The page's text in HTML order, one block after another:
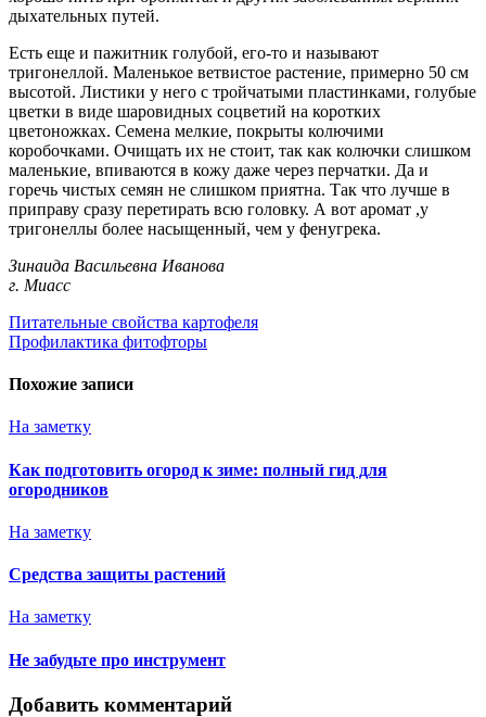
дыхательных путей.
Есть еще и пажитник голубой, его-то и называют
тригонеллой. Маленькое ветвистое растение, примерно 50 см
высотой. Листики у него с тройчатыми пластинками, голубые
цветки в виде шаровидных соцветий на коротких
цветоножках. Семена мелкие, покрыты колючими
коробочками. Очищать их не стоит, так как колючки слишком
маленькие, впиваются в кожу даже через перчатки. Да и
горечь чистых семян не слишком приятна. Так что лучше в
приправу сразу перетирать всю головку. А вот аромат ,у
тригонеллы более насыщенный, чем у фенугрека.
Зинаида Васильевна Иванова
г. Миасс
Навигация
по
записям
Питательные свойства картофеля
Профилактика фитофторы
Похожие записи
На заметку
Как подготовить огород к зиме: полный гид для
огородников
На заметку
Средства защиты растений
На заметку
Не забудьте про инструмент
Добавить комментарий